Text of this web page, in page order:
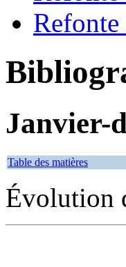
Refonte
Janvier-
Table des matières
Évolution